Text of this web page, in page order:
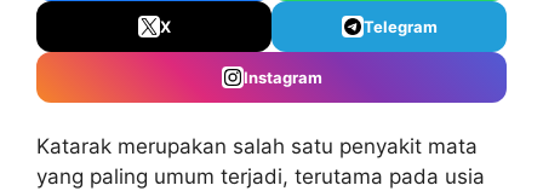
X Telegram
Instagram
Katarak merupakan salah satu penyakit mata
yang paling umum terjadi, terutama pada usia